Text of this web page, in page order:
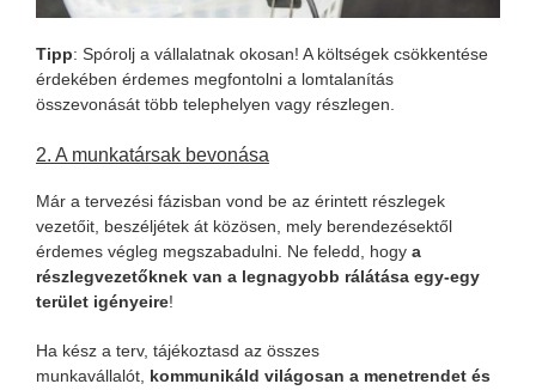
Tipp: Spórolj a vállalatnak okosan! A költségek csökkentése
érdekében érdemes megfontolni a lomtalanítás
összevonását több telephelyen vagy részlegen.
2. A munkatársak bevonása
Már a tervezési fázisban vond be az érintett részlegek
vezetőit, beszéljétek át közösen, mely berendezésektől
érdemes végleg megszabadulni. Ne feledd, hogy a
részlegvezetőknek van a legnagyobb rálátása egy-egy
terület igényeire!
Ha kész a terv, tájékoztasd az összes
munkavállalót, kommunikáld világosan a menetrendet és